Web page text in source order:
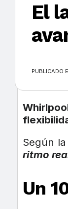
El
PUBLICADO
Según
ritmo
Un